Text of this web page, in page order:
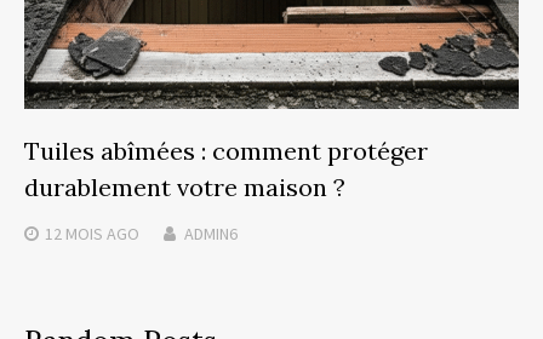
Tuiles abîmées : comment protéger
durablement votre maison ?
12 MOIS AGO ADMIN6